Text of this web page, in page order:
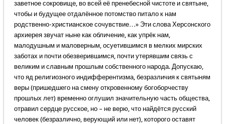
заветное сокровище, во всей её пренебесной чистоте и святыне,
чтобы и будущее отдалённое потомство питало к нам
родственно-христианское сочувствие…» Эти слова Херсонского
архиерея звучат ныне как обличение, как упрёк нам,
малодушным и маловерным, осуетившимся в мелких мирских
заботах и почти обезверившимся, почти утерявшим связь с
великим и славным прошлым собственного народа. Допускаю,
что яд религиозного индифферентизма, безразличия к святыням
веры (пришедшего на смену откровенному богоборчеству
прошлых лет) временно оглушил значительную часть общества,
отравил сердце русское, но – не верю, что найдётся русский
человек (безразлично, верующий или нет), которого оставят